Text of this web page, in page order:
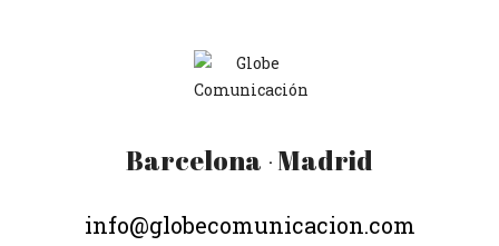
Barcelona ·Madrid
info@globecomunicacion.com